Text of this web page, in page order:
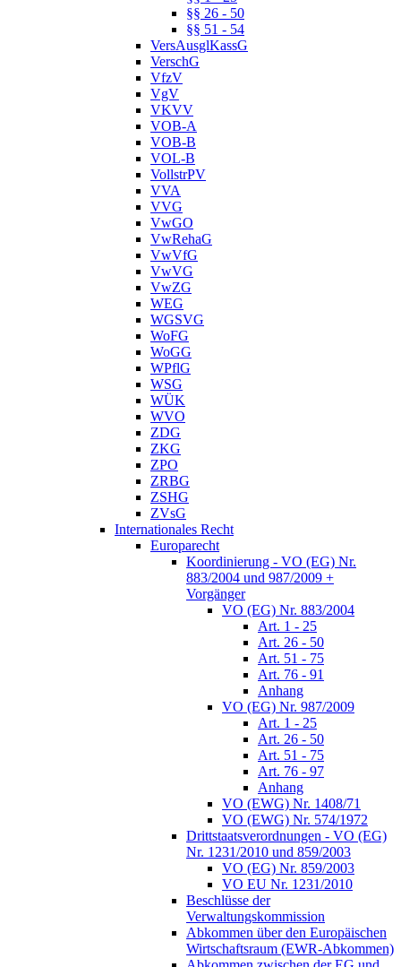
§§ 26 - 50
§§ 51 - 54
VersAusglKassG
VerschG
VfzV
VgV
VKVV
VOB-A
VOB-B
VOL-B
VollstrPV
VVA
VVG
VwGO
VwRehaG
VwVfG
VwVG
VwZG
WEG
WGSVG
WoFG
WoGG
WPflG
WSG
WÜK
WVO
ZDG
ZKG
ZPO
ZRBG
ZSHG
ZVsG
Internationales Recht
Europarecht
Koordinierung - VO (EG) Nr.
883/2004 und 987/2009 +
Vorgänger
VO (EG) Nr. 883/2004
Art. 1 - 25
Art. 26 - 50
Art. 51 - 75
Art. 76 - 91
Anhang
VO (EG) Nr. 987/2009
Art. 1 - 25
Art. 26 - 50
Art. 51 - 75
Art. 76 - 97
Anhang
VO (EWG) Nr. 1408/71
VO (EWG) Nr. 574/1972
Drittstaatsverordnungen - VO (EG)
Nr. 1231/2010 und 859/2003
VO (EG) Nr. 859/2003
VO EU Nr. 1231/2010
Beschlüsse der
Verwaltungskommission
Abkommen über den Europäischen
Wirtschaftsraum (EWR-Abkommen)